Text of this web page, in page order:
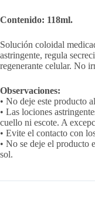
Contenido: 118ml.
Solución coloidal
astringente, regula
regenerante celular. No
Observaciones:
• No deje este producto
• Las lociones
cuello ni escote. A
• Evite el contacto con
• No se deje el producto
sol.